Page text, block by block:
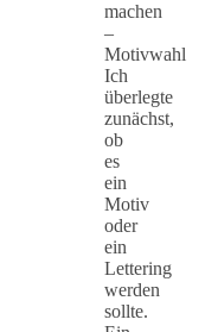
machen
–
Motivwahl
Ich
überlegte
zunächst,
ob
es
ein
Motiv
oder
ein
Lettering
werden
sollte.